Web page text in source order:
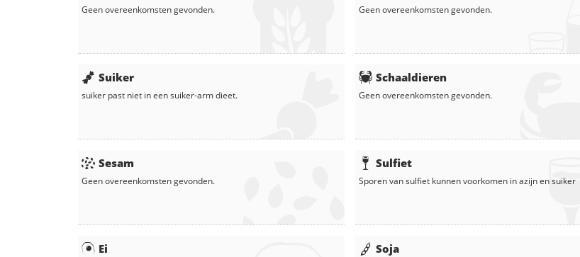
Geen overeenkomsten gevonden.
Suiker
suiker past niet in een suiker-arm dieet.
Sesam
Geen overeenkomsten gevonden.
Ei
Geen overeenkomsten gevonden.
Schaaldieren
Geen overeenkomsten gevonden.
Sulfiet
Sporen van sulfiet kunnen voorkomen inazijnensuiker
Soja